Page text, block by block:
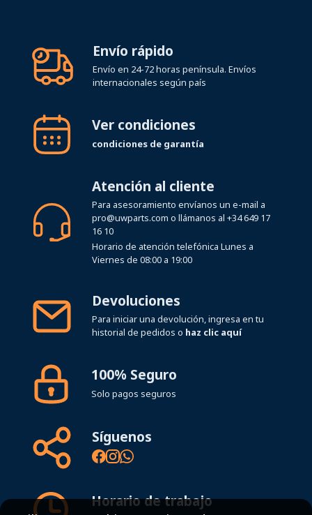
Envío rápido
Envío en 24-72 horas península. Envíos
internacionales según país
Ver condiciones
condiciones de garantía
Atención al cliente
Para asesoramiento envíanos un e-mail a
pro@uwparts.com o llámanos al +34 649 17
16 10
Horario de atención telefónica Lunes a
Viernes de 08:00 a 19:00
Devoluciones
Para iniciar una devolución, ingresa en tu
historial de pedidos o haz clic aquí
100% Seguro
Solo pagos seguros
Síguenos
Horario de trabajo